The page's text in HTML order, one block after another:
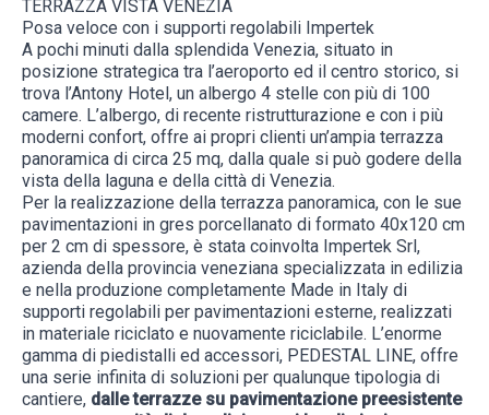
TERRAZZA VISTA VENEZIA
Posa veloce con i supporti regolabili Impertek
A pochi minuti dalla splendida Venezia, situato in
posizione strategica tra l’aeroporto ed il centro storico, si
trova l’Antony Hotel, un albergo 4 stelle con più di 100
camere. L’albergo, di recente ristrutturazione e con i più
moderni confort, offre ai propri clienti un’ampia terrazza
panoramica di circa 25 mq, dalla quale si può godere della
vista della laguna e della città di Venezia.
Per la realizzazione della terrazza panoramica, con le sue
pavimentazioni in gres porcellanato di formato 40x120 cm
per 2 cm di spessore, è stata coinvolta Impertek Srl,
azienda della provincia veneziana specializzata in edilizia
e nella produzione completamente Made in Italy di
supporti regolabili per pavimentazioni esterne, realizzati
in materiale riciclato e nuovamente riciclabile. L’enorme
gamma di piedistalli ed accessori, PEDESTAL LINE, offre
una serie infinita di soluzioni per qualunque tipologia di
cantiere, dalle terrazze su pavimentazione preesistente